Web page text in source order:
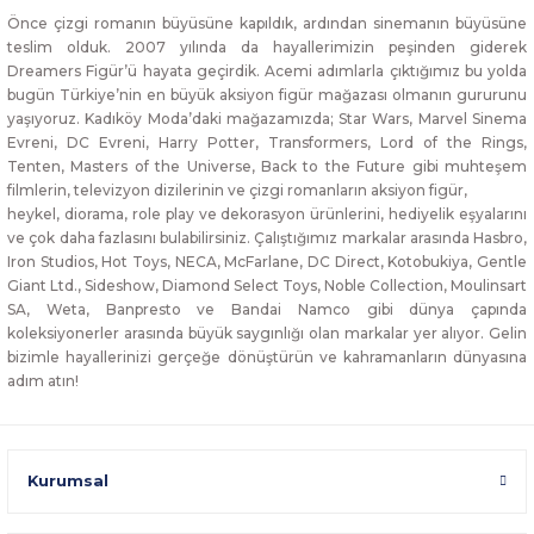
Önce çizgi romanın büyüsüne kapıldık, ardından sinemanın büyüsüne
teslim olduk. 2007 yılında da hayallerimizin peşinden giderek
Dreamers Figür’ü hayata geçirdik. Acemi adımlarla çıktığımız bu yolda
bugün Türkiye’nin en büyük aksiyon figür mağazası olmanın gururunu
yaşıyoruz. Kadıköy Moda’daki mağazamızda; Star Wars, Marvel Sinema
Evreni, DC Evreni, Harry Potter, Transformers, Lord of the Rings,
Tenten, Masters of the Universe, Back to the Future gibi muhteşem
filmlerin, televizyon dizilerinin ve çizgi romanların aksiyon figür,
heykel, diorama, role play ve dekorasyon ürünlerini, hediyelik eşyalarını
ve çok daha fazlasını bulabilirsiniz. Çalıştığımız markalar arasında Hasbro,
Iron Studios, Hot Toys, NECA, McFarlane, DC Direct, Kotobukiya, Gentle
Giant Ltd., Sideshow, Diamond Select Toys, Noble Collection, Moulinsart
SA, Weta, Banpresto ve Bandai Namco gibi dünya çapında
koleksiyonerler arasında büyük saygınlığı olan markalar yer alıyor. Gelin
bizimle hayallerinizi gerçeğe dönüştürün ve kahramanların dünyasına
adım atın!
Kurumsal